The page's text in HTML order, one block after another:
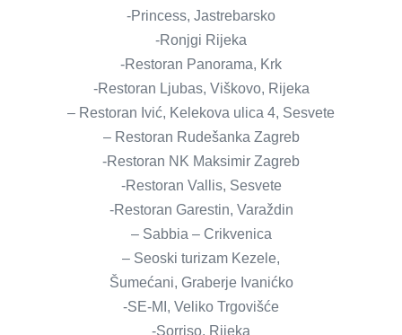
-Princess, Jastrebarsko
-Ronjgi Rijeka
-Restoran Panorama, Krk
-Restoran Ljubas, Viškovo, Rijeka
– Restoran Ivić, Kelekova ulica 4, Sesvete
– Restoran Rudešanka Zagreb
-Restoran NK Maksimir Zagreb
-Restoran Vallis, Sesvete
-Restoran Garestin, Varaždin
– Sabbia – Crikvenica
– Seoski turizam Kezele,
Šumećani, Graberje Ivanićko
-SE-MI, Veliko Trgovišće
-Sorriso, Rijeka